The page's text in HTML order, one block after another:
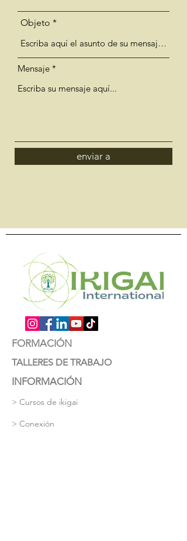
Objeto
Mensaje
enviar a
FORMACIÓN
TALLERES DE TRABAJO
INFORMACIÓN
> Cursos de ikigai
> Conexión